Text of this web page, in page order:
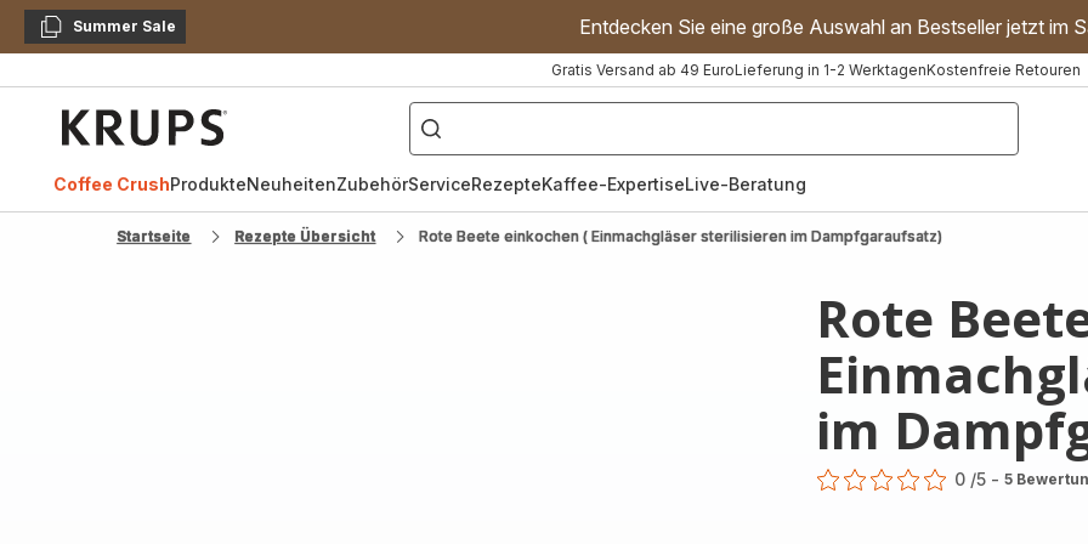
KopierenSummer Sale Entdecken Sie eine große Auswahl an Bestseller jetzt im
Gratis Versand ab 49 EuroLieferung in 1-2 WerktagenKostenfreie Retouren
["Kaffeevollautomat","Handmixer","Waffeleisen"]
Coffee CrushProdukteNeuheitenZubehörServiceRezepteKaffee-ExpertiseLive-Beratung
Startseite Rezepte Übersicht Rote Beete einkochen ( Einmachgläser sterilisieren im Dampfgaraufsatz)
Rote
im
0 /5 - 5